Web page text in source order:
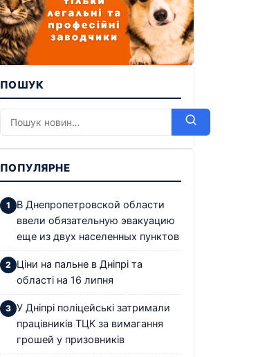
ПОШУК
ПОПУЛЯРНЕ
В Днепропетровской области
ввели обязательную эвакуацию
еще из двух населенных пунктов
Ціни на пальне в Дніпрі та
області на 16 липня
У Дніпрі поліцейські затримали
працівників ТЦК за вимагання
грошей у призовників